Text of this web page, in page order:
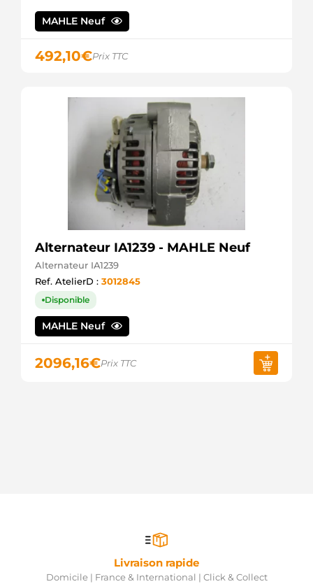
MAHLE Neuf
492,10€Prix TTC
Alternateur IA1239 - MAHLE Neuf
Alternateur IA1239
Ref. AtelierD : 3012845
Disponible
MAHLE Neuf
2096,16€Prix TTC
Livraison rapide
Domicile | France & International | Click & Collect